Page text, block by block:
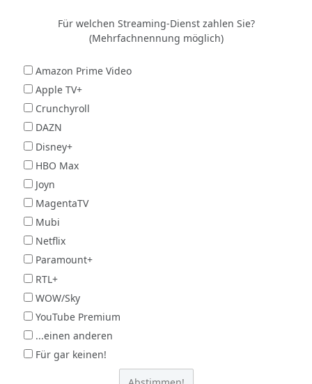
Für welchen Streaming-Dienst zahlen Sie?
(Mehrfachnennung möglich)
Amazon Prime Video
Apple TV+
Crunchyroll
DAZN
Disney+
HBO Max
Joyn
MagentaTV
Mubi
Netflix
Paramount+
RTL+
WOW/Sky
YouTube Premium
...einen anderen
Für gar keinen!